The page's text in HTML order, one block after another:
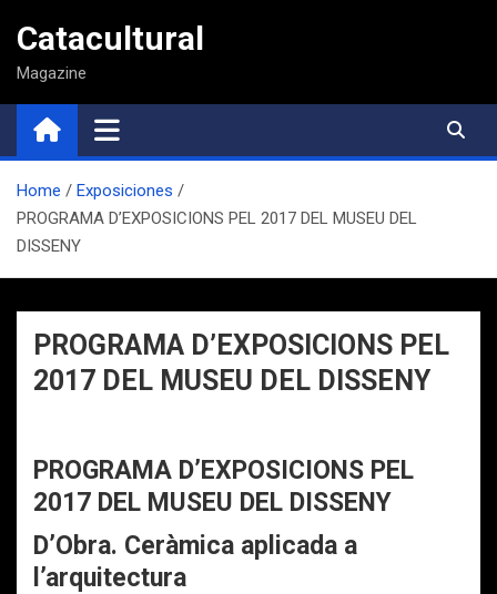
contenido
Catacultural
Magazine
Home
Exposiciones
PROGRAMA D’EXPOSICIONS PEL 2017 DEL MUSEU DEL
DISSENY
PROGRAMA D’EXPOSICIONS PEL
2017 DEL MUSEU DEL DISSENY
PROGRAMA D’EXPOSICIONS PEL
2017 DEL MUSEU DEL DISSENY
D’Obra. Ceràmica aplicada a
l’arquitectura